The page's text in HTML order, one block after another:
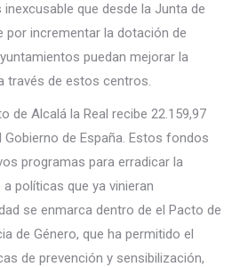
que desde la Junta de
por incrementar la dotación de
puedan mejorar la
través de estos centros.
de Alcalá la Real recibe 22.159,97
de España. Estos fondos
programas para erradicar la
políticas que ya vinieran
se enmarca dentro de el Pacto de
de Género, que ha permitido el
de prevención y sensibilización,